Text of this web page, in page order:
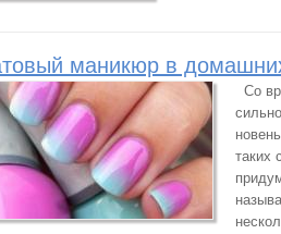
маникюр в
Со
таких